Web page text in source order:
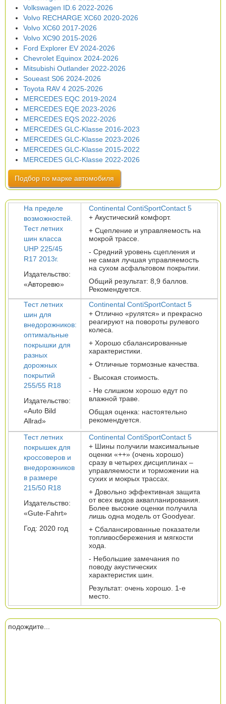
Volkswagen ID.6 2022-2026
Volvo RECHARGE XC60 2020-2026
Volvo XC60 2017-2026
Volvo XC90 2015-2026
Ford Explorer EV 2024-2026
Chevrolet Equinox 2024-2026
Mitsubishi Outlander 2022-2026
Soueast S06 2024-2026
Toyota RAV 4 2025-2026
MERCEDES EQC 2019-2024
MERCEDES EQE 2023-2026
MERCEDES EQS 2022-2026
MERCEDES GLC-Klasse 2016-2023
MERCEDES GLC-Klasse 2023-2026
MERCEDES GLC-Klasse 2015-2022
MERCEDES GLC-Klasse 2022-2026
Подбор по марке автомобиля
На пределе
возможностей.
Тест летних
шин класса
UHP 225/45
R17 2013г.
Издательство:
«Авторевю»
Continental ContiSportContact 5
+ Акустический комфорт.
+ Сцепление и управляемость на
мокрой трассе.
- Средний уровень сцепления и
не самая лучшая управляемость
на сухом асфальтовом покрытии.
Общий результат: 8,9 баллов.
Рекомендуется.
Тест летних
шин для
внедорожников:
оптимальные
покрышки для
разных
дорожных
покрытий
255/55 R18
Издательство:
«Auto Bild
Allrad»
Continental ContiSportContact 5
+ Отлично «рулятся» и прекрасно
реагируют на повороты рулевого
колеса.
+ Хорошо сбалансированные
характеристики.
+ Отличные тормозные качества.
- Высокая стоимость.
- Не слишком хорошо едут по
влажной траве.
Общая оценка: настоятельно
рекомендуется.
Тест летних
покрышек для
кроссоверов и
внедорожников
в размере
215/50 R18
Издательство:
«Gute-Fahrt»
Год: 2020 год
Continental ContiSportContact 5
+ Шины получили максимальные
оценки «++» (очень хорошо)
сразу в четырех дисциплинах –
управляемости и торможении на
сухих и мокрых трассах.
+ Довольно эффективная защита
от всех видов аквапланирования.
Более высокие оценки получила
лишь одна модель от Goodyear.
+ Сбалансированные показатели
топливосбережения и мягкости
хода.
- Небольшие замечания по
поводу акустических
характеристик шин.
Результат: очень хорошо. 1-е
место.
подождите...